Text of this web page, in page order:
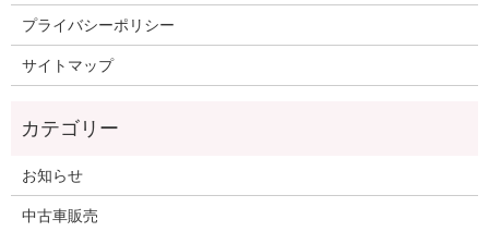
プライバシーポリシー
サイトマップ
お知らせ
中古車販売